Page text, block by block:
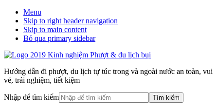
Menu
Skip to right header navigation
Skip to main content
Bỏ qua primary sidebar
Hướng dẫn đi phượt, du lịch tự túc trong và ngoài nước an toàn, vui
vẻ, trải nghiệm, tiết kiệm
Nhập để tìm kiếm